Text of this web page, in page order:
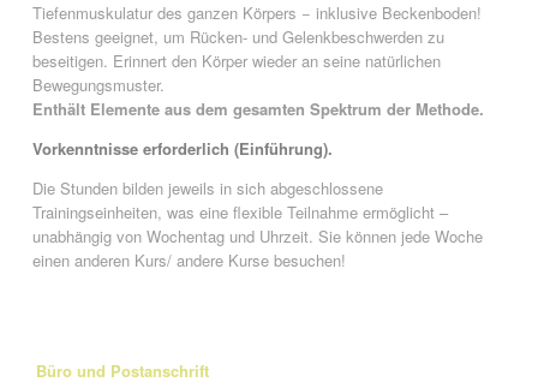
Tiefenmuskulatur des ganzen Körpers − inklusive Beckenboden!
Bestens geeignet, um Rücken- und Gelenkbeschwerden zu
beseitigen. Erinnert den Körper wieder an seine natürlichen
Bewegungsmuster.
Enthält Elemente aus dem gesamten Spektrum der Methode.
Vorkenntnisse erforderlich (Einführung).
Die Stunden bilden jeweils in sich abgeschlossene
Trainingseinheiten, was eine flexible Teilnahme ermöglicht –
unabhängig von Wochentag und Uhrzeit. Sie können jede Woche
einen anderen Kurs/ andere Kurse besuchen!
Büro und Postanschrift